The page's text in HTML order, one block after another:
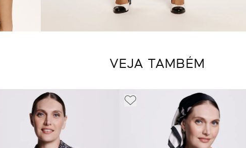
VEJA TAMBÉM